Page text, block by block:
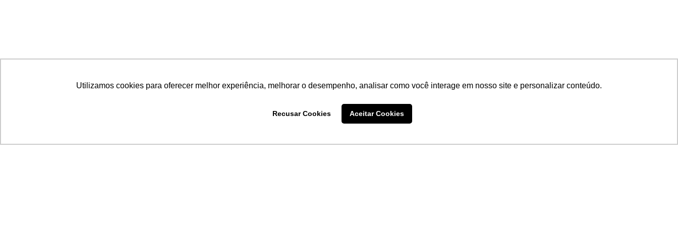
Utilizamos cookies para oferecer melhor experiência, melhorar o desempenho, analisar como você interage em nosso site e personalizar conteúdo.
Recusar Cookies Aceitar Cookies